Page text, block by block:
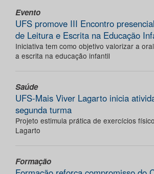
Evento
UFS promove III Encontro
de Leitura e Escrita na Educação
Iniciativa tem como objetivo valorizar a
a escrita na educação infantil
Saúde
UFS-Mais Viver Lagarto inicia
segunda turma
Projeto estimula prática de exercícios
Lagarto
Formação